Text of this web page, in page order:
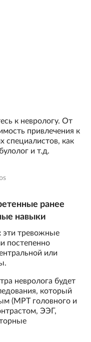
к неврологу. От
привлечения к
специалистов, как
и т.д.
ранее
навыки
эти тревожные
постепенно
или
невролога будет
который
(МРТ головного и
ЭЭГ,